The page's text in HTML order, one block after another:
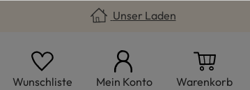
Unser Laden
Wunschliste Du hast 0 Produkte auf dem
Mein Konto Warenkorb